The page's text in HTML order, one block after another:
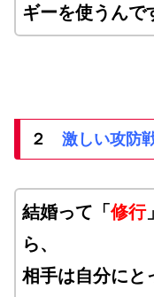
ギーを使うんで
２ 激しい攻防
結婚って「修行
ら、
相手は自分にと